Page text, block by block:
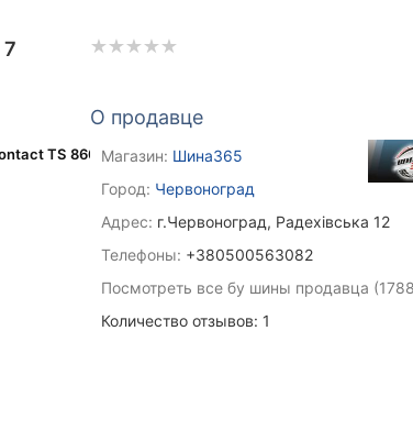
TS 860S
О продавце
Магазин: Шина365
Город: Червоноград
Адрес: г.Червоноград, Радехівська 12
Телефоны: +380500563082
Посмотреть все бу шины продавца
Количество отзывов: 1